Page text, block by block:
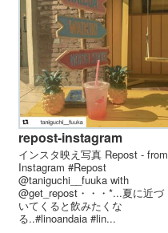
repost-instagram
インスタ映え写真 Repost - from
Instagram #Repost
@taniguchi__fuuka with
@get_repost・・・*...夏に近づ
いてくると飲みたくな
る..#linoandaia #lin...